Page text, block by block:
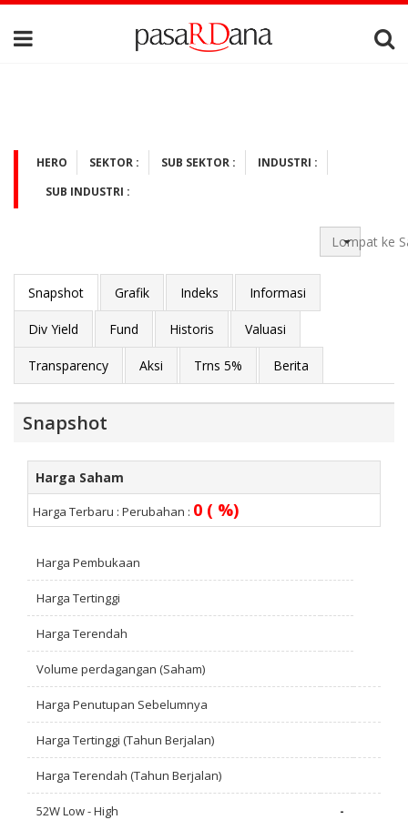
HERO SEKTOR : SUB SEKTOR :
INDUSTRI :
SUB INDUSTRI :
Lompat ke
Snapshot Grafik Indeks Informasi
Div Yield Fund Historis Valuasi
Transparency Aksi Trns 5% Berita
Snapshot
Harga Saham
Harga Terbaru : Perubahan : 0 ( %)
Harga Pembukaan
Harga Tertinggi
Harga Terendah
Volume perdagangan (Saham)
Harga Penutupan Sebelumnya
Harga Tertinggi (Tahun Berjalan)
Harga Terendah (Tahun Berjalan)
52W Low - High -